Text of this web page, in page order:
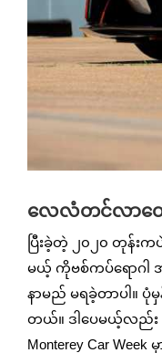
လေလံတင်လာတော့
ပြီးခဲ့တဲ့ ၂၀၂၀ တုန်းက
မယ့် ကိုဗစ်ကပ်ရောဂါ
နာမည် မရခဲ့တာပါ။
တယ်။ ဒါပေမယ့်လည်
Monterey Car